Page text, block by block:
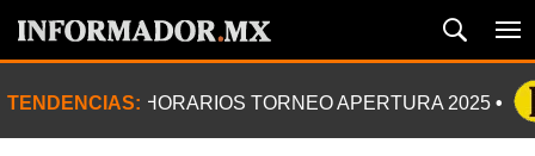
TENDENCIAS: HORARIOS TORNEO APERTURA 2025